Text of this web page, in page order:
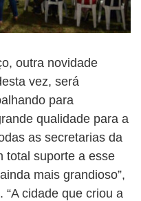
outra novidade
vez, será
para
qualidade para a
as secretarias da
total suporte a esse
mais grandioso”,
cidade que criou a